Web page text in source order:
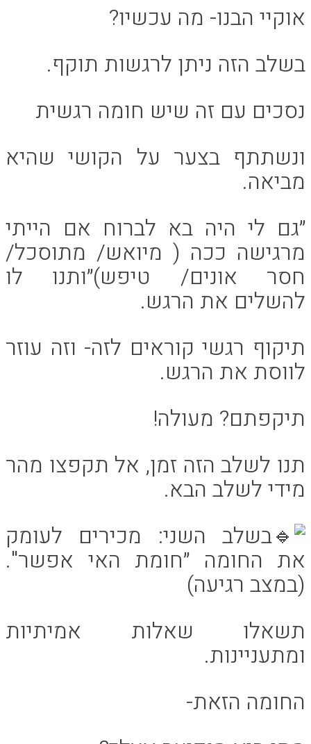
אוקיי הבנו- מה עכשיו?
בשלב הזה ניתן לרגשות תוקף.
נסכים עם זה שיש חומה רגשית
ונשתתף בצער על הקושי שהיא
מביאה.
״גם לי היה בא לברוח אם הייתי
מרגישה ככה ( מיואש/ מתוסכל/
חסר אונים/ טיפש)״ותנו לו
להשלים את הרגש.
תיקוף רגשי קוראים לזה- וזה עוזר
לווסת את הרגש.
תיקפתם? מעולה!
תנו לשלב הזה זמן, אל תקפצו מהר
מידי לשלב הבא.
בשלב השני: מכירים לעומק
את החומה ״חומת האי אפשר".
(במצב רגיעה)
תשאלו שאלות אמיתיות
ומתעניינות.
החומה הזאת-